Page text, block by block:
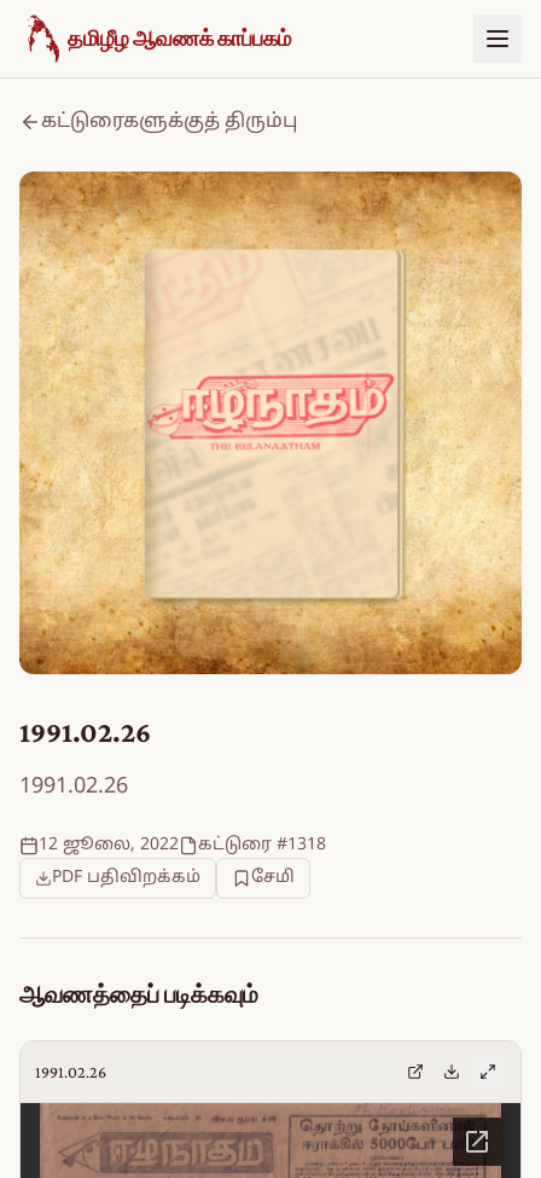
உள்ளடக்கத்திற்குச் செல்க
தமிழீழ ஆவணக் காப்பகம்
கட்டுரைகளுக்குத் திரும்பு
1991.02.26
1991.02.26
12 ஜூலை, 2022
கட்டுரை #1318
PDF பதிவிறக்கம்
சேமி
ஆவணத்தைப் படிக்கவும்
1991.02.26